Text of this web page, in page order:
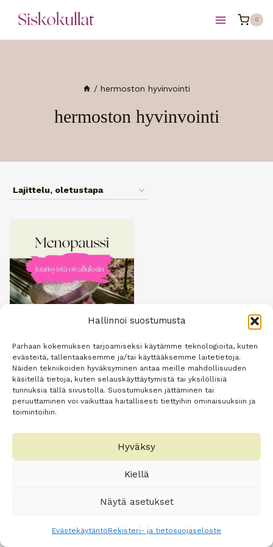
Hallinnoi suostumusta
Parhaan kokemuksen tarjoamiseksi käytämme teknologioita, kuten
evästeitä, tallentaaksemme ja/tai käyttääksemme laitetietoja.
Näiden tekniikoiden hyväksyminen antaa meille mahdollisuuden
käsitellä tietoja, kuten selauskäyttäytymistä tai yksilöllisiä
tunnuksia tällä sivustolla. Suostumuksen jättäminen tai
peruuttaminen voi vaikuttaa haitallisesti tiettyihin ominaisuuksiin ja
toimintoihin.
Hyväksy
Kiellä
Näytä asetukset
EvästekäytäntöRekisteri- ja tietosuojaseloste
sisältöön
0
/ hermoston hyvinvointi
hermoston hyvinvointi
Menopaussitietopaketti
– juurisyistä oivalluksiin
69,90€